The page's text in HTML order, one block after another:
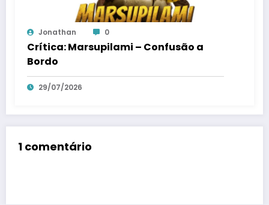
Jonathan 0
Crítica: Marsupilami – Confusão a
Bordo
29/07/2026
1 comentário